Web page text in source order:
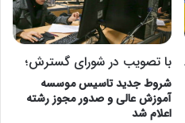
با تصویب در شورای گسترش؛
شروط جدید تاسیس موسسه
آموزش عالی و صدور مجوز رشته
اعلام شد